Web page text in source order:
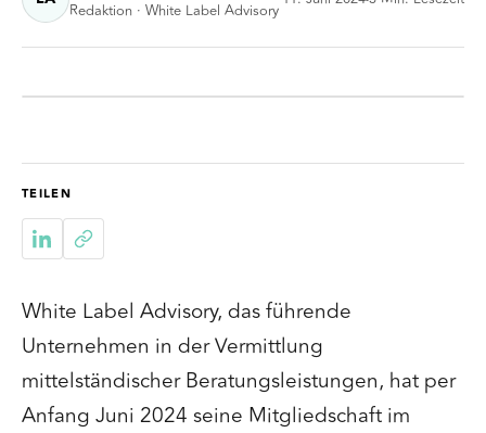
Redaktion · White Label Advisory
TEILEN
White Label Advisory, das führende
Unternehmen in der Vermittlung
mittelständischer Beratungsleistungen, hat per
Anfang Juni 2024 seine Mitgliedschaft im